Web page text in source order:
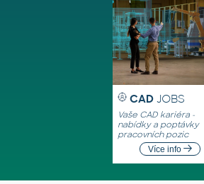
CAD JOBS
Vaše CAD kariéra -
nabídky a poptávky
pracovních pozic
Více info